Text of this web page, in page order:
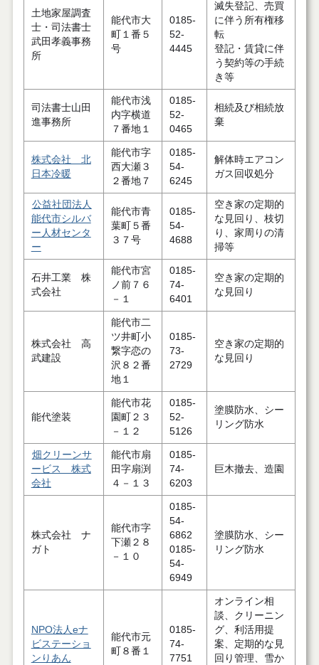
土地家屋調査
士・司法書士
武田孝義事務
所
能代市大
町１番５
号
0185-
52-
4445
滅失登記、売買
に伴う所有権移
転
登記・賃貸に伴
う契約等の手続
き等
司法書士山田
進事務所
能代市浅
内字横道
７番地１
0185-
52-
0465
相続及び相続放
棄
株式会社 北
日本冷暖
能代市字
西大瀬３
２番地７
0185-
54-
6245
解体時エアコン
ガス回収処分
公益社団法人
能代市シルバ
ー人材センタ
ー
能代市青
葉町５番
３７号
0185-
54-
4688
空き家の定期的
な見回り、枝切
り、家周りの清
掃等
石井工業 株
式会社
能代市宮
ノ前７６
－１
0185-
74-
6401
空き家の定期的
な見回り
株式会社 高
武建設
能代市二
ツ井町小
繋字恋の
沢８２番
地１
0185-
73-
2729
空き家の定期的
な見回り
能代塗装
能代市花
園町２３
－１２
0185-
52-
5126
塗膜防水、シー
リング防水
畑クリーンサ
ービス 株式
会社
能代市扇
田字扇渕
４－１３
0185-
74-
6203
巨木撤去、造園
株式会社 ナ
ガト
能代市字
下瀬２８
－１０
0185-
54-
6862
0185-
54-
6949
塗膜防水、シー
リング防水
NPO法人eナ
ビステーショ
ンりあん
能代市元
町８番１
0185-
74-
7751
オンライン相
談、クリーニン
グ、利活用提
案、定期的な見
回り管理、雪か